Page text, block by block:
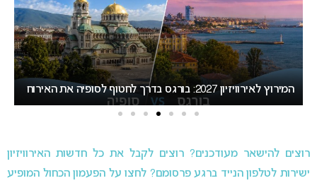
אירוויזיון 2027 עשוי לאמץ שיטת הצבעה חדשה שתפגע
בישראל
רוצים להישאר מעודכנים? רוצים לקבל את כל חדשות האירוויזיון
ישירות לטלפון הנייד ברגע פרסומם? לחצו על הפעמון הכחול המופיע